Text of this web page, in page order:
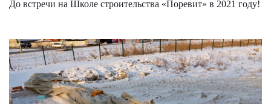
До встречи на Школе строительства «Поревит» в 2021 году!